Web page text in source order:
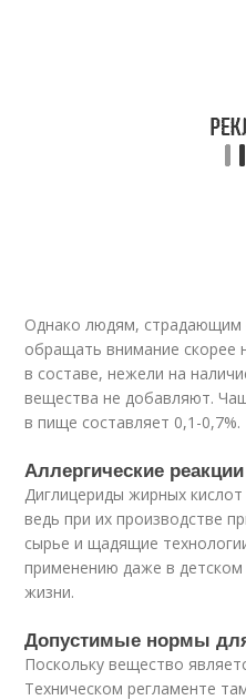
Однако людям, страдающим
обращать внимание
в составе, нежели на
вещества не добавляют.
в пище составляет 0,1-0,7%.
Аллергические реакции
Диглицериды жирных
ведь при их производстве
сырье и щадящие
применению даже в детском
жизни.
Допустимые нормы
Поскольку вещество
Техническом регламенте